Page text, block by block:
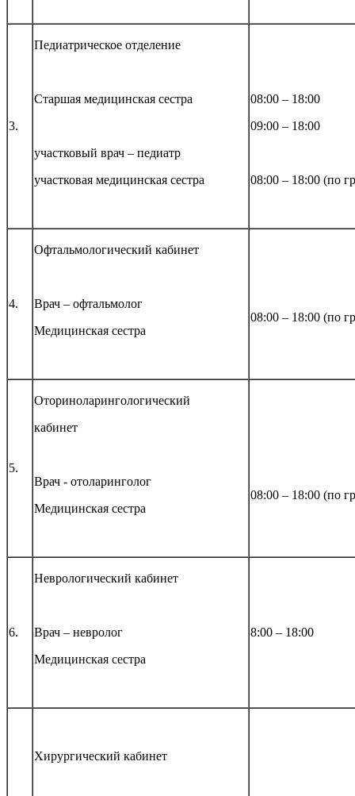
3.
Педиатрическое отделение
Старшая медицинская сестра
участковый врач – педиатр
участковая медицинская сестра
08:00 – 18:00
09:00 – 18:00
08:00 – 18:00 (по
4.
Офтальмологический кабинет
Врач – офтальмолог
Медицинская сестра
08:00 – 18:00 (по
5.
Оториноларингологический
кабинет
Врач - отоларинголог
Медицинская сестра
08:00 – 18:00 (по
6.
Неврологический кабинет
Врач – невролог
Медицинская сестра
8:00 – 18:00
Хирургический кабинет